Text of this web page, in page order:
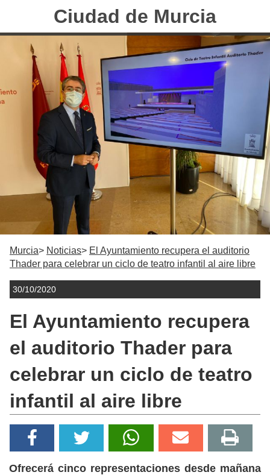
Ciudad de Murcia
Murcia Noticias
El Ayuntamiento recupera el auditorio
Thader para celebrar un ciclo de teatro infantil al aire libre
30/10/2020
El Ayuntamiento recupera
el auditorio Thader para
celebrar un ciclo de teatro
infantil al aire libre
Ofrecerá cinco representaciones desde mañana